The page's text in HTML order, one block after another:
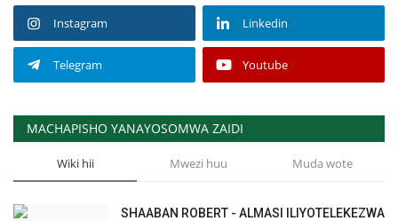
Instagram Linkedin
Telegram Youtube
MACHAPISHO YANAYOSOMWA ZAIDI
Wiki hii Mwezi huu Muda wote
SHAABAN ROBERT - ALMASI ILIYOTELEKEZWA